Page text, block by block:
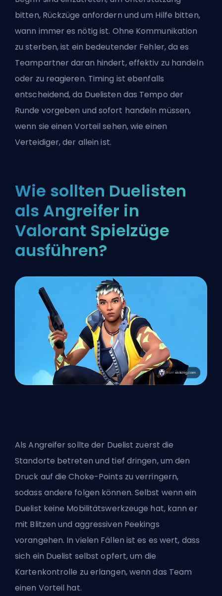
bitten, Rückzüge anfordern und um Hilfe bitten,
wann immer es nötig ist. Ohne Kommunikation
zu sterben, ist ein bedeutender Fehler, da es
Teampartner daran hindert, effektiv zu handeln
oder zu reagieren. Timing ist ebenfalls
entscheidend, da Duelisten das Tempo der
Runde vorgeben und sofort handeln müssen,
wenn sie einen Vorteil sehen, wie einen
Verteidiger, der allein ist.
Wie sollten Duelisten
als Angreifer in
Valorant Spielzüge
ausführen?
Als Angreifer sollte der Duelist zuerst die
Standorte betreten und tief dringen, um den
Druck auf die Choke-Points zu verringern,
sodass andere folgen können. Selbst wenn ein
Duelist keine Mobilitätswerkzeuge hat, kann er
mit Blitzen und aggressiven Peekings
vorangehen. In vielen Fällen ist es es wert, dass
sich ein Duelist selbst opfert, um die
Kartenkontrolle zu erlangen, wenn das Team
einen Vorteil hat.